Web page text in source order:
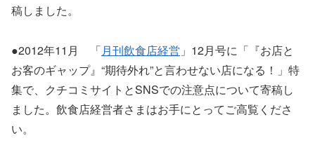
稿しました。
●2012年11月 「月刊飲食店経営 」12月号に「『お店と
お客のギャップ』“期待外れ”と言わせない店になる！」特
集で、クチコミサイトとSNSでの注意点について寄稿し
ました。飲食店経営者さまはお手にとってご高覧くださ
い。